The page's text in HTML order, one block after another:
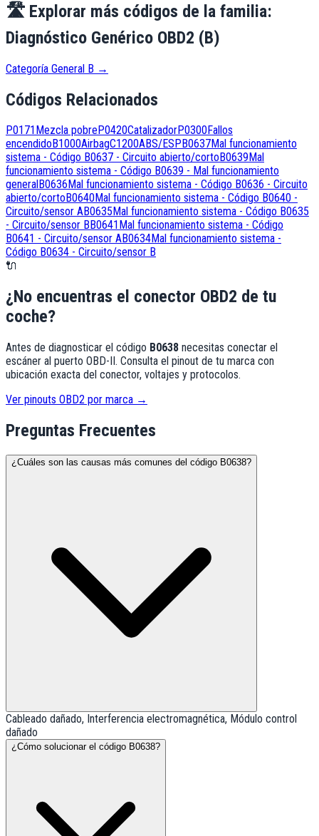
🛣️ Explorar más códigos de la familia:
Diagnóstico Genérico OBD2 (B)
Categoría General B →
Códigos Relacionados
P0171 Mezcla pobre P0420CatalizadorP0300 Fallos
encendido B1000AirbagC1200ABS/ESP B0637Mal funcionamiento
sistema - Código B0637 - Circuito abierto/corto B0639 Mal
funcionamiento sistema - Código B0639 - Mal funcionamiento
general B0636 Mal funcionamiento sistema - Código B0636 - Circuito
abierto/corto B0640 Mal funcionamiento sistema - Código B0640 -
Circuito/sensor AB0635 Mal funcionamiento sistema - Código B0635
- Circuito/sensor B B0641 Mal funcionamiento sistema - Código
B0641 - Circuito/sensor AB0634Mal funcionamiento sistema -
Código B0634 - Circuito/sensor B
🔌
¿No encuentras el conector OBD2 de tu
coche?
Antes de diagnosticar el código B0638 necesitas conectar el
escáner al puerto OBD-II. Consulta el pinout de tu marca con
ubicación exacta del conector, voltajes y protocolos.
Ver pinouts OBD2 por marca →
Preguntas Frecuentes
¿Cuáles son las causas más comunes del código B0638?
Cableado dañado, Interferencia electromagnética, Módulo control
dañado
¿Cómo solucionar el código B0638?